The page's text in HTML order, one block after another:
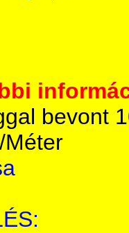
bevont
/Méter